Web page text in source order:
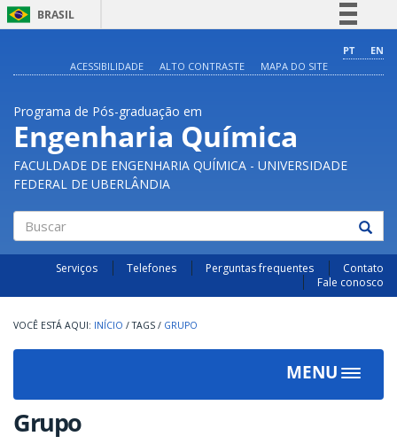
BRASIL
Comunica BR
Acesso à informação
Legislação
PT
EN
ACESSIBILIDADE
ALTO CONTRASTE MAPA DO SITE
Programa de Pós-graduação em
Engenharia Química
FACULDADE DE ENGENHARIA QUÍMICA - UNIVERSIDADE
FEDERAL DE UBERLÂNDIA
Buscar
Serviços Telefones Perguntas frequentes
Contato
Fale conosco
INÍCIO / TAGS / GRUPO
MENU
Toggle
Grupo